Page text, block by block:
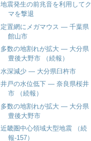
地震発生の前兆音を利用してク
マを撃退
定置網にメガマウス ― 千葉県
館山市
多数の地割れが拡大 ― 大分県
豊後大野市 （続報）
水深減少 ― 大分県臼杵市
井戸の水位低下 ― 奈良県桜井
市 （続報）
多数の地割れが拡大 ― 大分県
豊後大野市
近畿圏中心領域大型地震 （続
報-157）